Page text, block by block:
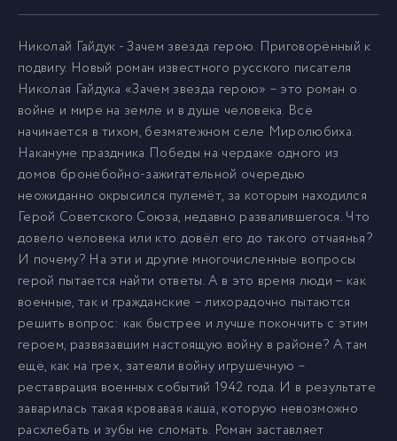
6 006
7 007
8 008
9 009
10 010
12 012
013
Николай Гайдук - Зачем звезда герою. Приговорённый к
подвигу. Новый роман известного русского писателя
Николая Гайдука «Зачем звезда герою» – это роман о
войне и мире на земле и в душе человека. Всё
начинается в тихом, безмятежном селе Миролюбиха.
Накануне праздника Победы на чердаке одного из
домов бронебойно-зажигательной очередью
неожиданно окрысился пулемёт, за которым находился
Герой Советского Союза, недавно развалившегося. Что
довело человека или кто довёл его до такого отчаянья?
И почему? На эти и другие многочисленные вопросы
герой пытается найти ответы. А в это время люди – как
военные, так и гражданские – лихорадочно пытаются
решить вопрос: как быстрее и лучше покончить с этим
героем, развязавшим настоящую войну в районе? А там
ещё, как на грех, затеяли войну игрушечную –
реставрация военных событий 1942 года. И в результате
заварилась такая кровавая каша, которую невозможно
расхлебать и зубы не сломать. Роман заставляет